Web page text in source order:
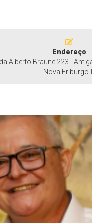
Endereço
Alberto Braune 223 -
- Nova Friburgo-